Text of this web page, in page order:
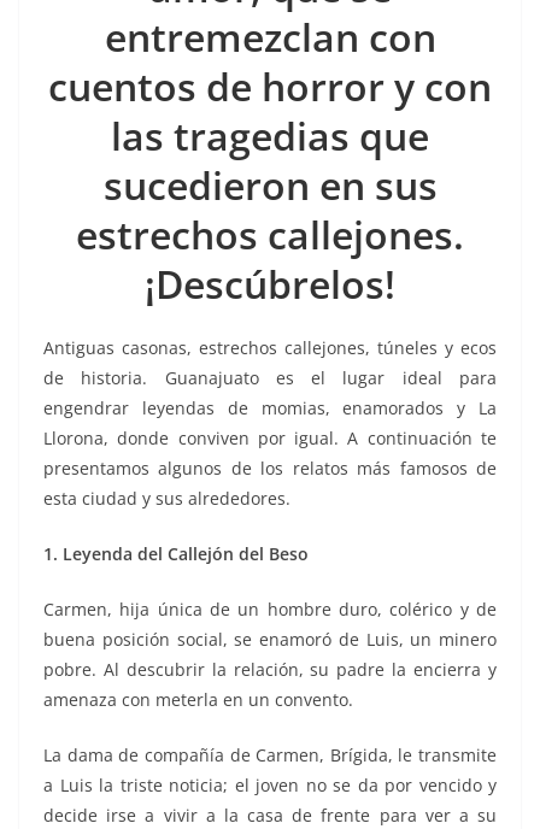
kentremezclan con
cuentos de horror y con
las tragedias que
sucedieron en sus
estrechos callejones.
¡Descúbrelos!
Antiguas casonas, estrechos callejones, túneles y ecos
de historia. Guanajuato es el lugar ideal para
engendrar leyendas de momias, enamorados y La
Llorona, donde conviven por igual. A continuación te
presentamos algunos de los relatos más famosos de
esta ciudad y sus alrededores.
1. Leyenda del Callejón del Beso
Carmen, hija única de un hombre duro, colérico y de
buena posición social, se enamoró de Luis, un minero
pobre. Al descubrir la relación, su padre la encierra y
amenaza con meterla en un convento.
La dama de compañía de Carmen, Brígida, le transmite
a Luis la triste noticia; el joven no se da por vencido y
decide irse a vivir a la casa de frente para ver a su